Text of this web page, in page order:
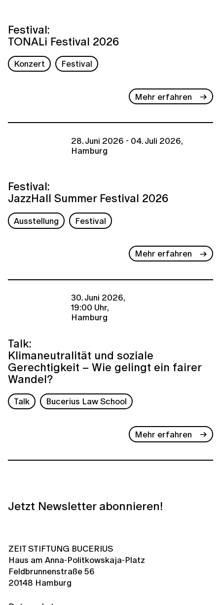
Festival:
TONALi Festival 2026
Konzert Festival
Mehr erfahren
28. Juni 2026 - 04. Juli 2026,
Hamburg
Festival:
JazzHall Summer Festival 2026
Ausstellung Festival
Mehr erfahren
30. Juni 2026,
19:00 Uhr,
Hamburg
Talk:
Klimaneutralität und soziale
Gerechtigkeit – Wie gelingt ein fairer
Wandel?
Talk Bucerius Law School
Mehr erfahren
Jetzt Newsletter abonnieren!
ZEIT STIFTUNG BUCERIUS
Haus am Anna-Politkowskaja-Platz
Feldbrunnenstraße 56
20148 Hamburg